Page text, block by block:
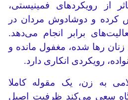
از رویکردهای فمینیستی،
کرده و دوشادوش مردان در
برابر انجام می‌دهد.
رها شده، مغفول مانده و
رویکردی انکاری دارد.
به زن، یک مقوله کاملا
سعی می‌کند ظرفیت اصیل